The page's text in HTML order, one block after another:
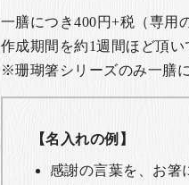
一膳につき400円+税（専用
作成期間を約1週間ほど頂い
※珊瑚箸シリーズのみ一膳
【名入れの例】
感謝の言葉を、お箸